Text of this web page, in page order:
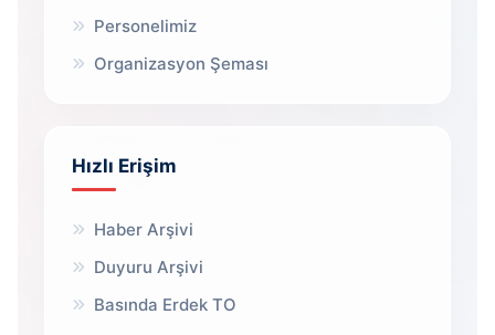
Personelimiz
Organizasyon Şeması
Hızlı Erişim
Haber Arşivi
Duyuru Arşivi
Basında Erdek TO